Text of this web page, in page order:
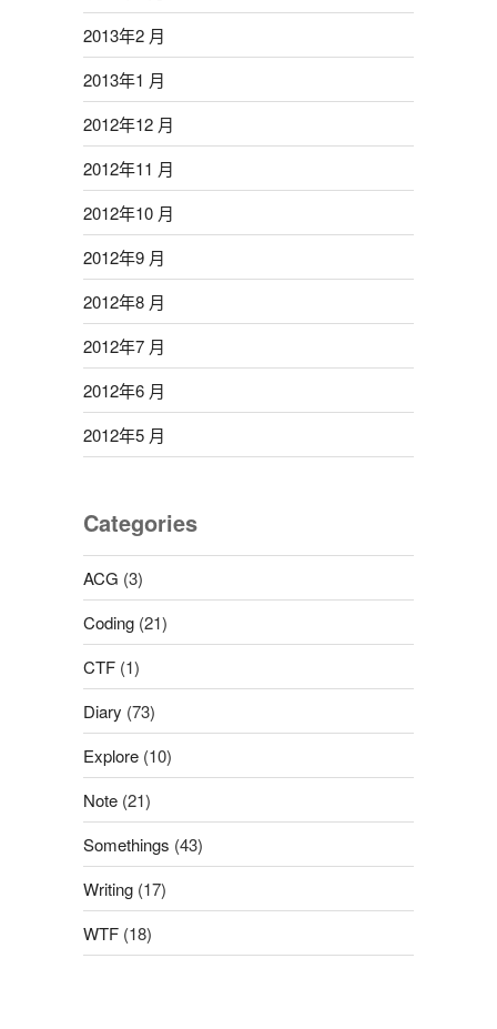
2013年2 月
2013年1 月
2012年12 月
2012年11 月
2012年10 月
2012年9 月
2012年8 月
2012年7 月
2012年6 月
2012年5 月
Categories
ACG (3)
Coding(21)
CTF(1)
Diary (73)
Explore(10)
Note(21)
Somethings (43)
Writing(17)
WTF(18)